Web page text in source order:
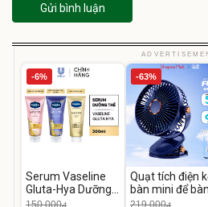
Gửi bình luận
-6%
Serum Vaseline
Gluta-Hya Dưỡng
Da Sáng Mịn Sau 7
150.000đ
-63%
Quạt tích điện
bàn mini để bàn
219.000đ